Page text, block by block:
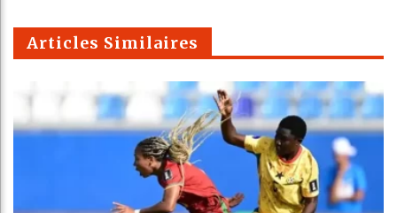
m
Articles Similaires